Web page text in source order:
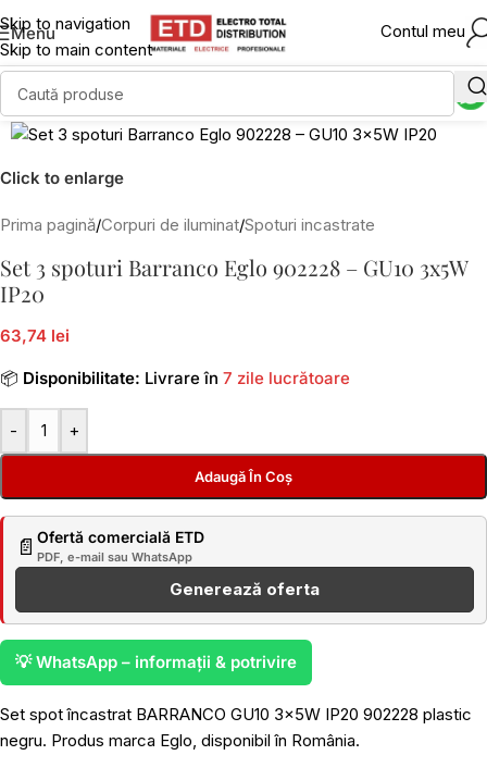
Skip to navigation
Skip to main content
Menu Contul meu
Click to enlarge
Prima pagină/Corpuri de iluminat/Spoturi incastrate
Set 3 spoturi Barranco Eglo 902228 – GU10 3x5W
IP20
63,74 lei
📦 Disponibilitate: Livrare în 7 zile lucrătoare
- +
Adaugă În Coș
📄 Ofertă comercială ETD
PDF, e-mail sau WhatsApp
Generează oferta
💡 WhatsApp – informații & potrivire
Set spot încastrat BARRANCO GU10 3x5W IP20 902228 plastic
negru. Produs marca Eglo, disponibil în România.